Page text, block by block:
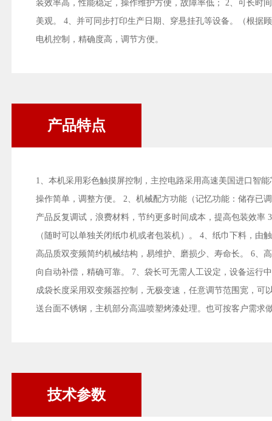
装效率高，性能稳定，操作维护方便，故障率低； 2、可长时
美观。 4、并可同步打印生产日期、穿悬挂孔等设备。（根据
电机控制，精确度高，调节方便。
产品特点
1、本机采用彩色触摸屏控制，主控电路采用高速美国进口智
操作简单，调整方便。 2、机械配方功能（记忆功能：储存已
产品反复调试，浪费材料，节约更多时间成本，提高包装效率
（随时可以单独关闭纸巾机或者包装机）。 4、纸巾下料，由
高品质双变频简约机械结构，易维护、磨损少、寿命长。 6、
向自动补偿，精确可靠。 7、袋长可无需人工设定，设备运行
成袋长度采用双变频器控制，无极变速，任意调节范围宽，可
送台面不锈钢，主机部分高温喷塑烤漆处理。也可按客户需求
技术参数